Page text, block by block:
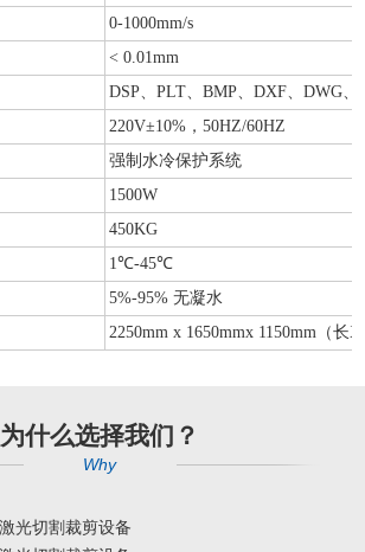
0-1000mm/s
< 0.01mm
DSP、PLT、BMP、DXF、DWG
220V±10%，50HZ/60HZ
强制水冷保护系统
1500W
450KG
1℃-45℃
5%-95% 无凝水
2250mm x 1650mmx 1150mm（长
为什么选择我们？
Why